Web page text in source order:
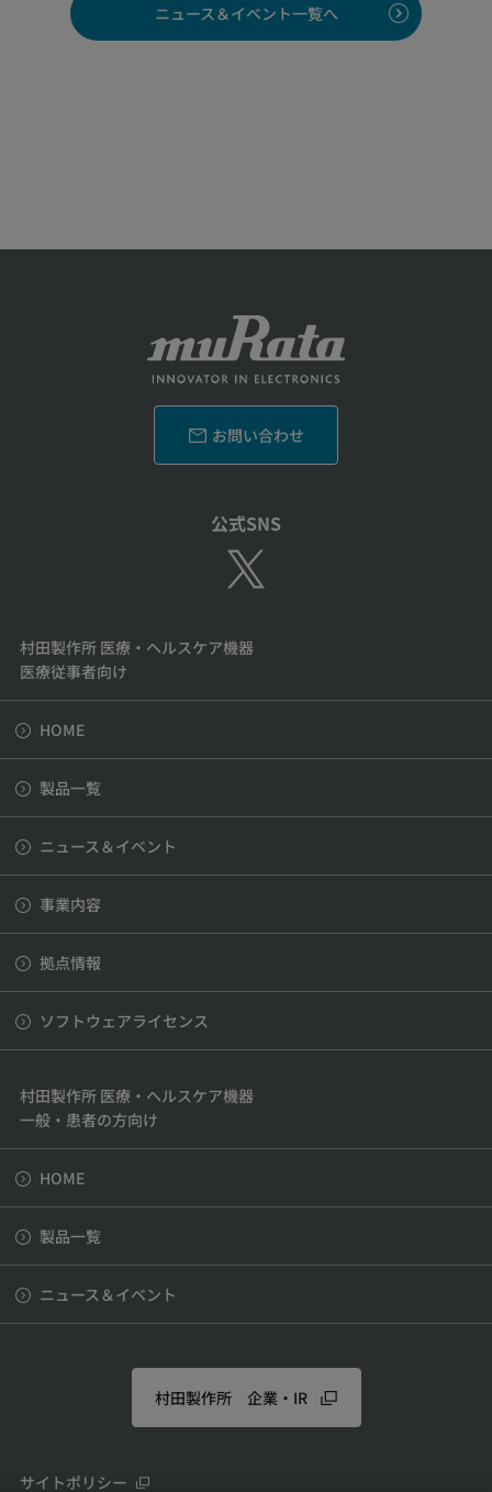
ニュース＆イベント一覧へ
お問い合わせ
公式SNS
村田製作所 医療・ヘルスケア機器
医療従事者向け
HOME
製品一覧
ニュース＆イベント
事業内容
拠点情報
ソフトウェアライセンス
村田製作所 医療・ヘルスケア機器
一般・患者の方向け
HOME
製品一覧
ニュース＆イベント
村田製作所 企業・IR
サイトポリシー